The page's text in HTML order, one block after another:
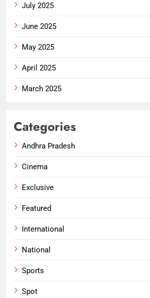
July 2025
June 2025
May 2025
April 2025
March 2025
Categories
Andhra Pradesh
Cinema
Exclusive
Featured
International
National
Sports
Spot